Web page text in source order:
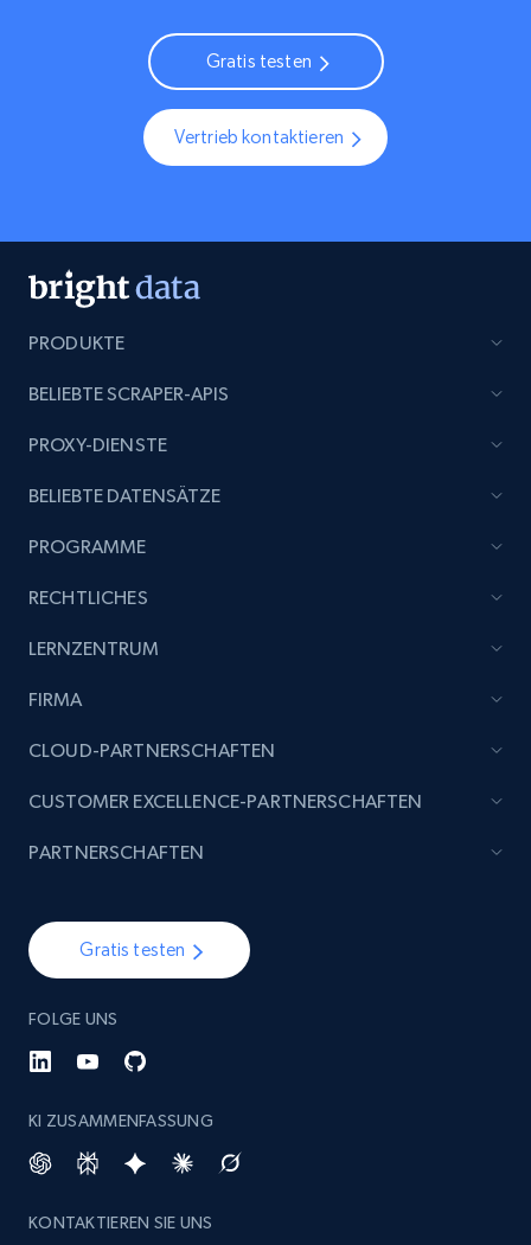
Gratis testen
Vertrieb kontaktieren
PRODUKTE
BELIEBTE SCRAPER-APIS
PROXY-DIENSTE
BELIEBTE DATENSÄTZE
PROGRAMME
RECHTLICHES
LERNZENTRUM
FIRMA
Gratis testen
FOLGE UNS
KI ZUSAMMENFASSUNG
KONTAKTIEREN SIE UNS
CLOUD-PARTNERSCHAFTEN
CUSTOMER EXCELLENCE-PARTNERSCHAFTEN
PARTNERSCHAFTEN